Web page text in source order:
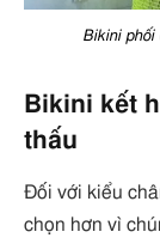
Bikini phối
Bikini kết
thấu
Đối với kiểu
chọn hơn vì